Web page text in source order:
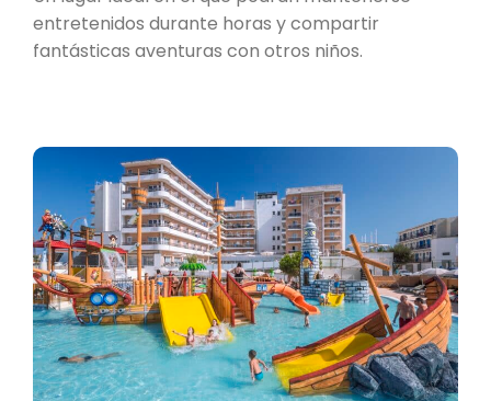
entretenidos durante horas y compartir
fantásticas aventuras con otros niños.